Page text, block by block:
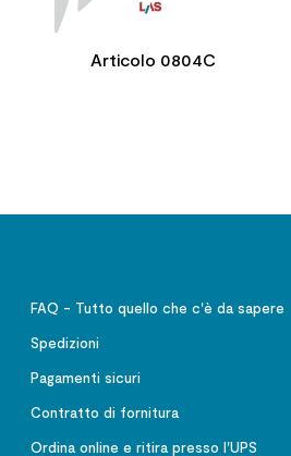
Articolo 0804C
FAQ - Tutto quello che c'è da sapere
Spedizioni
Pagamenti sicuri
Contratto di fornitura
Ordina online e ritira presso l'UPS